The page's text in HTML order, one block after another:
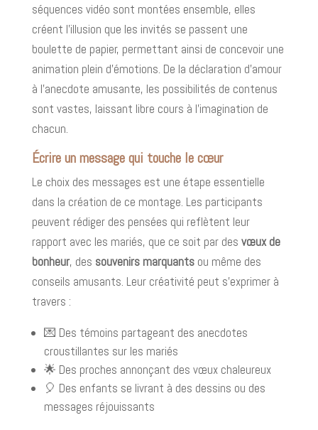
séquences vidéo sont montées ensemble, elles
créent l'illusion que les invités se passent une
boulette de papier, permettant ainsi de concevoir une
animation plein d'émotions. De la déclaration d'amour
à l'anecdote amusante, les possibilités de contenus
sont vastes, laissant libre cours à l'imagination de
chacun.
Écrire un message qui touche le cœur
Le choix des messages est une étape essentielle
dans la création de ce montage. Les participants
peuvent rédiger des pensées qui reflètent leur
rapport avec les mariés, que ce soit par des vœux de
bonheur, des souvenirs marquantsou même des
conseils amusants. Leur créativité peut s’exprimer à
travers :
💌 Des témoins partageant des anecdotes
croustillantes sur les mariés
🌟 Des proches annonçant des vœux chaleureux
🎈 Des enfants se livrant à des dessins ou des
messages réjouissants